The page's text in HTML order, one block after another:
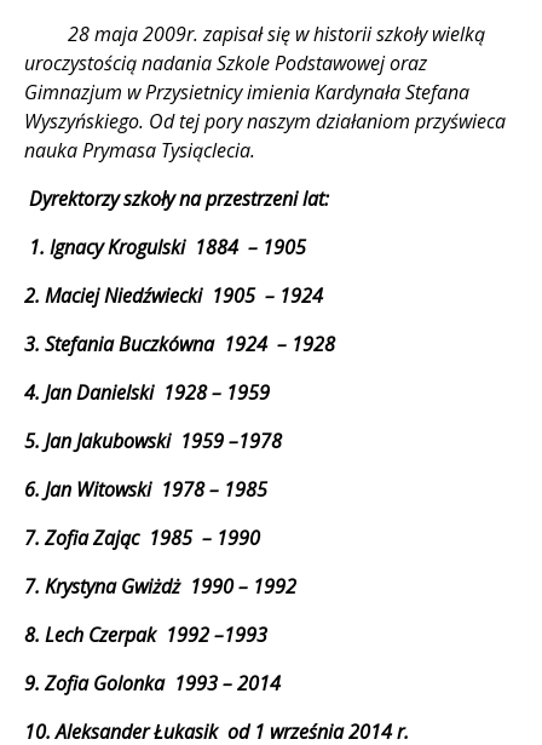
28 maja 2009r. zapisał się w historii szkoły wielką
uroczystością nadania Szkole Podstawowej oraz
Gimnazjum w Przysietnicy imienia Kardynała Stefana
Wyszyńskiego. Od tej pory naszym działaniom przyświeca
nauka Prymasa Tysiąclecia.
Dyrektorzy szkoły na przestrzeni lat:
1. Ignacy Krogulski 1884 – 1905
2. Maciej Niedźwiecki 1905 – 1924
3. Stefania Buczkówna 1924 – 1928
4. Jan Danielski 1928 – 1959
5. Jan Jakubowski 1959 –1978
6. Jan Witowski 1978 – 1985
7. Zofia Zając 1985 – 1990
7. Krystyna Gwiżdż 1990 – 1992
8. Lech Czerpak 1992 –1993
9. Zofia Golonka 1993 – 2014
10. Aleksander Łukasik od 1 września 2014 r.